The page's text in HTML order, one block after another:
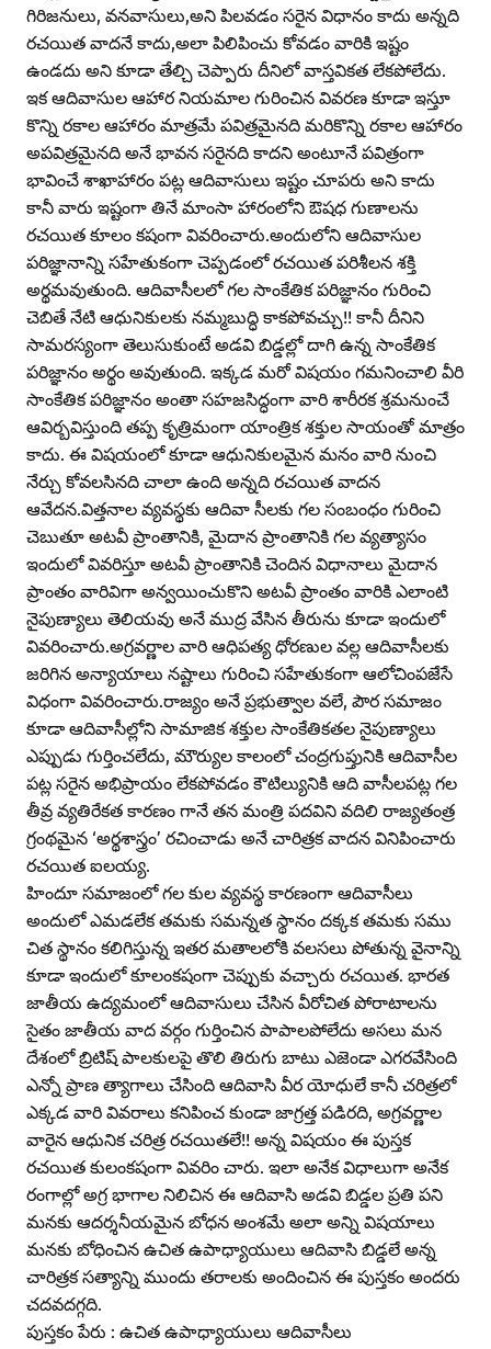
గిరిజనులు, వనవాసులు,అని పిలవడం సరైన విధానం కాదు అన్నది
రచయిత వాదనే కాదు,అలా పిలిపించు కోవడం వారికి ఇష్టం
ఉండదు అని కూడా తేల్చి చెప్పారు దీనిలో వాస్తవికత లేకపోలేదు.
ఇక ఆదివాసుల ఆహార నియమాల గురించిన వివరణ కూడా ఇస్తూ
కొన్ని రకాల ఆహారం మాత్రమే పవిత్రమైనది మరికొన్ని రకాల ఆహారం
అపవిత్రమైనది అనే భావన సరైనది కాదని అంటూనే పవిత్రంగా
భావించే శాఖాహారం పట్ల ఆదివాసులు ఇష్టం చూపరు అని కాదు
కానీ వారు ఇష్టంగా తినే మాంసా హారంలోని ఔషధ గుణాలను
రచయిత కూలం కషంగా వివరించారు.అందులోని ఆదివాసుల
పరిజ్ఞానాన్ని సహేతుకంగా చెప్పడంలో రచయిత పరిశీలన శక్తి
అర్థమవుతుంది. ఆదివాసీలలో గల సాంకేతిక పరిజ్ఞానం గురించి
చెబితే నేటి ఆధునికులకు నమ్మబుద్ధి కాకపోవచ్చు!! కానీ దీనిని
సామరస్యంగా తెలుసుకుంటే అడవి బిడ్డల్లో దాగి ఉన్న సాంకేతిక
పరిజ్ఞానం అర్థం అవుతుంది. ఇక్కడ మరో విషయం గమనించాలి వీరి
సాంకేతిక పరిజ్ఞానం అంతా సహజసిద్ధంగా వారి శారీరక శ్రమనుంచే
ఆవిర్బవిస్తుంది తప్ప కృత్రిమంగా యాంత్రిక శక్తుల సాయంతో మాత్రం
కాదు. ఈ విషయంలో కూడా ఆధునికులమైన మనం వారి నుంచి
నేర్చు కోవలసినది చాలా ఉంది అన్నది రచయిత వాదన
ఆవేదన.విత్తనాల వ్యవస్థకు ఆదివా సీలకు గల సంబంధం గురించి
చెబుతూ అటవీ ప్రాంతానికి, మైదాన ప్రాంతానికి గల వ్యత్యాసం
ఇందులో వివరిస్తూ అటవీ ప్రాంతానికి చెందిన విధానాలు మైదాన
ప్రాంతం వారివిగా అన్వయించుకొని అటవీ ప్రాంతం వారికి ఎలాంటి
నైపుణ్యాలు తెలియవు అనే ముద్ర వేసిన తీరును కూడా ఇందులో
వివరించారు.అగ్రవర్ణాల వారి ఆధిపత్య ధోరణుల వల్ల ఆదివాసీలకు
జరిగిన అన్యాయాలు నష్టాలు గురించి సహేతుకంగా ఆలోచింపజేసే
విధంగా వివరించారు.రాజ్యం అనే ప్రభుత్వాల వలే, పౌర సమాజం
కూడా ఆదివాసీల్లోని సామాజిక శక్తుల సాంకేతికతల నైపుణ్యాలు
ఎప్పుడు గుర్తించలేదు, మౌర్యుల కాలంలో చంద్రగుప్తునికి ఆదివాసీల
పట్ల సరైన అభిప్రాయం లేకపోవడం కౌటిల్యునికి ఆది వాసీలపట్ల గల
తీవ్ర వ్యతిరేకత కారణం గానే తన మంత్రి పదవిని వదిలి రాజ్యతంత్ర
గ్రంథమైన ‘అర్థశాస్త్రం’ రచించాడు అనే చారిత్రక వాదన వినిపించారు
రచయిత ఐలయ్య.
హిందూ సమాజంలో గల కుల వ్యవస్థ కారణంగా ఆదివాసీలు
అందులో ఎమడలేక తమకు సమన్నత స్థానం దక్కక తమకు సము
చిత స్థానం కలిగిస్తున్న ఇతర మతాలలోకి వలసలు పోతున్న వైనాన్ని
కూడా ఇందులో కూలంకషంగా చెప్పుకు వచ్చారు రచయిత. భారత
జాతీయ ఉద్యమంలో ఆదివాసులు చేసిన వీరోచిత పోరాటాలను
సైతం జాతీయ వాద వర్గం గుర్తించిన పాపాలపోలేదు అసలు మన
దేశంలో బ్రిటిష్‌ పాలకులపై తొలి తిరుగు బాటు ఎజెండా ఎగరవేసింది
ఎన్నో ప్రాణ త్యాగాలు చేసింది ఆదివాసి వీర యోధులే కానీ చరిత్రలో
ఎక్కడ వారి వివరాలు కనిపించ కుండా జాగ్రత్త పడిరది, అగ్రవర్ణాల
వారైన ఆధునిక చరిత్ర రచయితలే!! అన్న విషయం ఈ పుస్తక
రచయిత కులంకషంగా వివరిం చారు. ఇలా అనేక విధాలుగా అనేక
రంగాల్లో అగ్ర భాగాల నిలిచిన ఈ ఆదివాసి అడవి బిడ్డల ప్రతి పని
మనకు ఆదర్శనీయమైన బోధన అంశమే అలా అన్ని విషయాలు
మనకు బోధించిన ఉచిత ఉపాధ్యాయులు ఆదివాసి బిడ్డలే అన్న
చారిత్రక సత్యాన్ని ముందు తరాలకు అందించిన ఈ పుస్తకం అందరు
చదవదగ్గది.
పుస్తకం పేరు : ఉచిత ఉపాధ్యాయులు ఆదివాసీలు